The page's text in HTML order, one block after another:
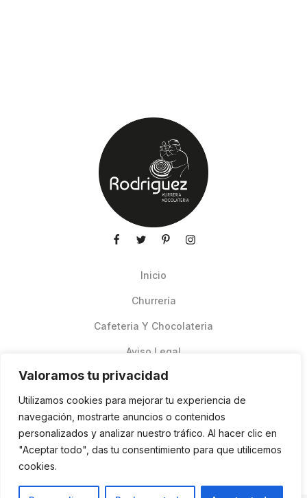
Valoramos tu privacidad
Utilizamos cookies para mejorar tu experiencia de
navegación, mostrarte anuncios o contenidos
personalizados y analizar nuestro tráfico. Al hacer clic en
"Aceptar todo", das tu consentimiento para que utilicemos
cookies.
Inicio
Churrería
Cafeteria Y Chocolateria
Aviso Legal
Pedidos Online Glovo
Contacto